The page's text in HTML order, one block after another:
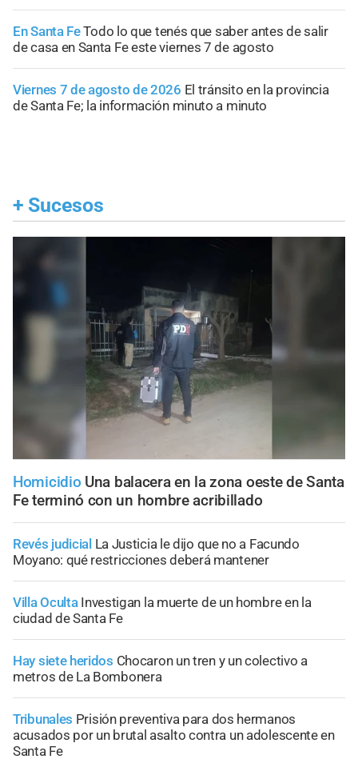
En Santa FeTodo lo que tenés que saber antes de salir
de casa en Santa Fe este viernes 7 de agosto
Viernes 7 de agosto de 2026 El tránsito en la provincia
de Santa Fe; la información minuto a minuto
+ Sucesos
Homicidio Una balacera en la zona oeste de Santa
Fe terminó con un hombre acribillado
Revés judicial La Justicia le dijo que no a Facundo
Moyano: qué restricciones deberá mantener
Villa Oculta Investigan la muerte de un hombre en la
ciudad de Santa Fe
Hay siete heridos Chocaron un tren y un colectivo a
metros de La Bombonera
Tribunales Prisión preventiva para dos hermanos
acusados por un brutal asalto contra un adolescente en
Santa Fe